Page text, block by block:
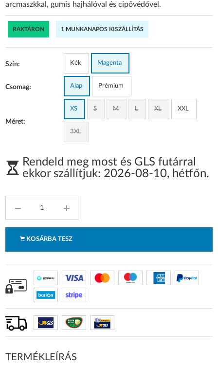
arcmaszkkal, gumis hajhálóval és cipővédővel.
RAKTÁRON 1 MUNKANAPOS KISZÁLLÍTÁS
Szín: Kék Magenta
Csomag: Alap Prémium
Méret:
XS S M L XL XXL
3XL
Rendeld meg most és GLS futárral
ekkor szállítjuk: 2026-08-10, hétfőn.
KOSÁRBA TESZ
TERMÉKLEÍRÁS